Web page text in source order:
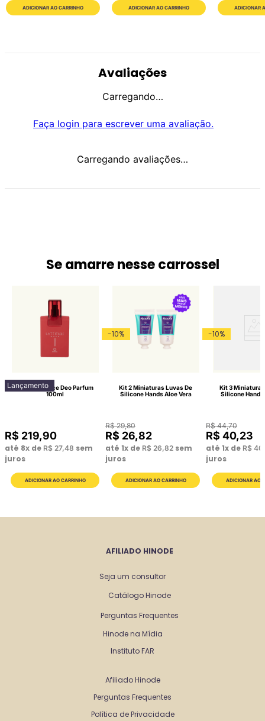
ADICIONAR AO CARRINHO ADICIONAR AO CARRINHO ADICIONAR
Avaliações
Carregando…
Faça login para escrever uma avaliação.
Carregando avaliações…
Se amarre nesse carrossel
Lançamento
Lattitude Race Deo Parfum
100ml
R$ 219,90
até 8x de R$ 27,48 sem
juros
-10%
Kit 2 Miniaturas Luvas De
Silicone Hands Aloe Vera
R$ 29,80
R$ 26,82
até 1x de R$ 26,82 sem
juros
-10%
Kit 3
Silicone Hands
R$ 44,70
R$ 40,23
até 1x de R$ 40
juros
AFILIADO HINODE
Seja um consultor
Catálogo Hinode
Perguntas Frequentes
Hinode na Mídia
Instituto FAR
Afiliado Hinode
Perguntas Frequentes
Política de Privacidade